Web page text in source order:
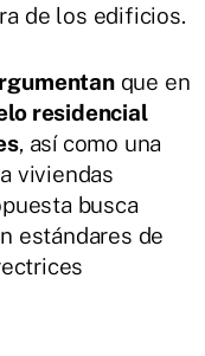
de los edificios.
que en
residencial
, así como una
viviendas
busca
estándares de